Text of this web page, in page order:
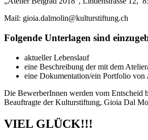
Mail: gioia.dalmolin@kulturstiftung.ch
Folgende Unterlagen sind
aktueller Lebenslauf
eine Beschreibung der mit dem
eine Dokumentation/ein Portfolio von
Die BewerberInnen werden vom Entscheid
Beauftragte der Kulturstiftung, Gioia Dal
VIEL GLÜCK!!!